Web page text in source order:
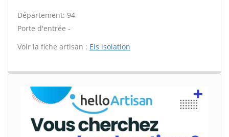
Département: 94
Porte d'entrée -
Voir la fiche artisan : Els isolation